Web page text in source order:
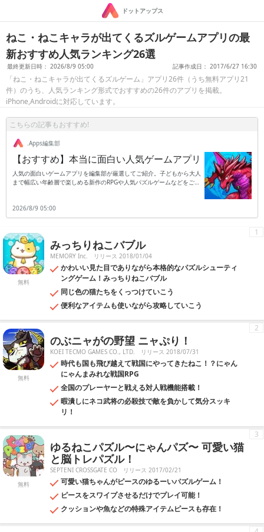
ドットアップス
ねこ・ねこキャラが出てくるズルゲームアプリの最
新おすすめ人気ランキング26選
最終更新日時： 2026/8/9 05:00 記事作成日： 2017/6/27 16:30
「ねこ・ねこキャラが出てくるズルゲーム」アプリ26件（うち無料アプリ21
件）のうち、人気ランキング形式でおすすめの26件のアプリを掲載。
iPhone,Androidに対応しています。
こちらの記事もおすすめ!
.Apps編集部
【おすすめ】本当に面白い人気ゲームアプリ
人気の面白いゲームアプリを編集部が厳選してご紹介。子どもから大人
まで幅広い年齢層で楽しめる新作のRPGや人気パズルゲームなどをご紹
2026/8/9 05:00
無料
みっちりねこバブル
MEMORY Inc. リリース 2018/01/04
かわいい見た目でありながら本格的なパズルシューティ
ングゲーム！みっちりねこバブル
同じ色の猫たちをくっつけていこう
便利なアイテムも使いながら攻略していこう
1
無料
のぶニャがの野望 ニャぷり！
KOEI TECMO GAMES CO., LTD. リリース 2018/07/31
時代も国も飛び越えて戦国にやってきたねこ！？にゃん
にゃんまみれな戦国RPG
全国のプレーヤーと戦える対人戦機能搭載！
暇潰しにネコ武将の必殺技で敵を負かして気分スッキ
リ！
2
無料
ゆるねこパズル〜にゃんパズ〜 可愛い猫
と脳トレパズル！
SEPTENI CROSSGATE CO リリース 2017/02/21
可愛い猫ちゃんがピースのゆるーいパズルゲーム！
ピースをスワイプさせるだけでプレイ可能！
クッションや魚などの特殊アイテムピースも存在！
3